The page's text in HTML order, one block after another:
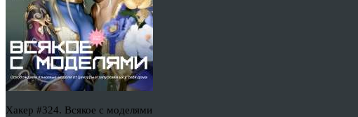
Хакер #324. Всякое с моделями